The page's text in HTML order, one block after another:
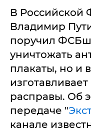
В Российской
Владимир
поручил
уничтожать
плакаты, но и
расправы. Об
передаче "
канале